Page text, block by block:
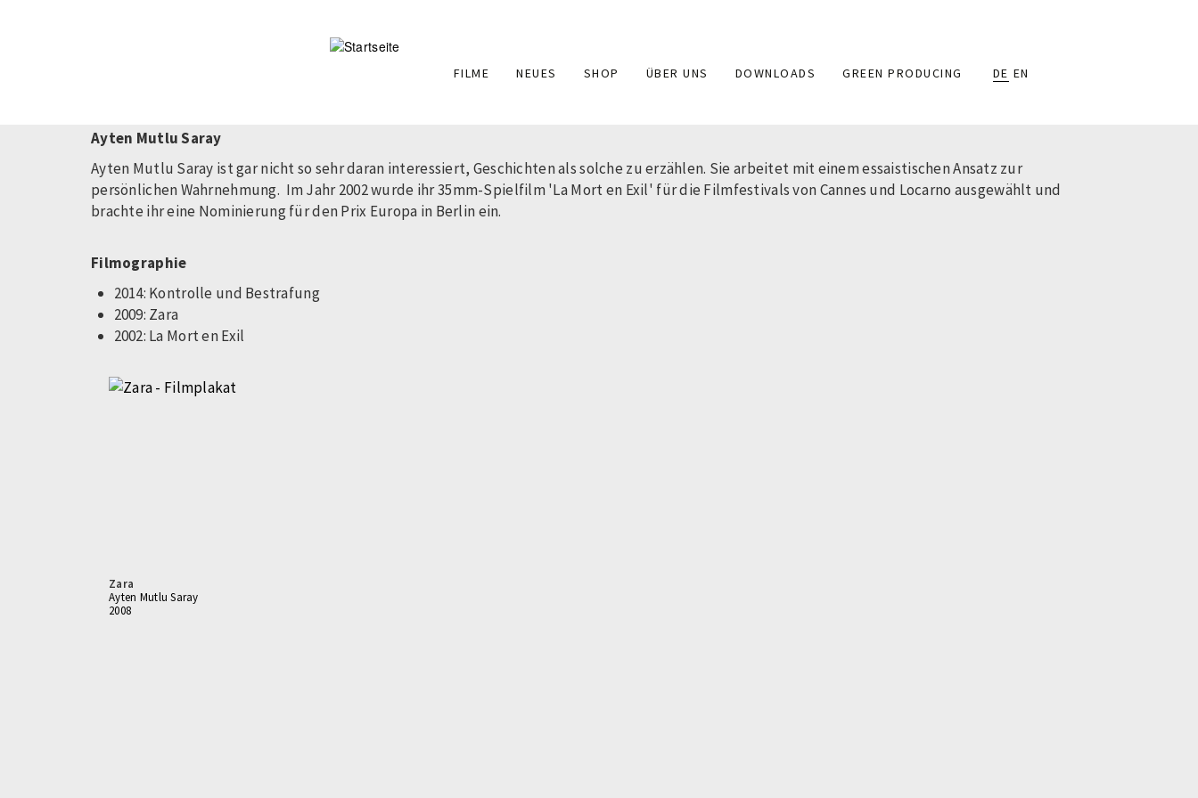
Main
FILME NEUES SHOP ÜBER UNS DOWNLOADS GREEN PRODUCING DE EN
Ayten Mutlu Saray
Ayten Mutlu Saray ist gar nicht so sehr daran interessiert, Geschichten als solche zu erzählen. Sie arbeitet mit einem essaistischen Ansatz zur
persönlichen Wahrnehmung. Im Jahr 2002 wurde ihr 35mm-Spielfilm 'La Mort en Exil' für die Filmfestivals von Cannes und Locarno ausgewählt und
brachte ihr eine Nominierung für den Prix Europa in Berlin ein.
Filmographie
2014: Kontrolle und Bestrafung
2009: Zara
2002: La Mort en Exil
Zara
Ayten Mutlu Saray
2008